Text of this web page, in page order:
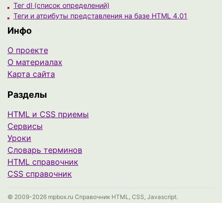
Тег dl (список определений)
Теги и атрибуты представления на базе HTML 4.01
Инфо
О проекте
О материалах
Карта сайта
Разделы
HTML и CSS приемы
Сервисы
Уроки
Cловарь терминов
HTML справочник
CSS справочник
© 2009-2026 mpbox.ru Справочник HTML, CSS, Javascript.